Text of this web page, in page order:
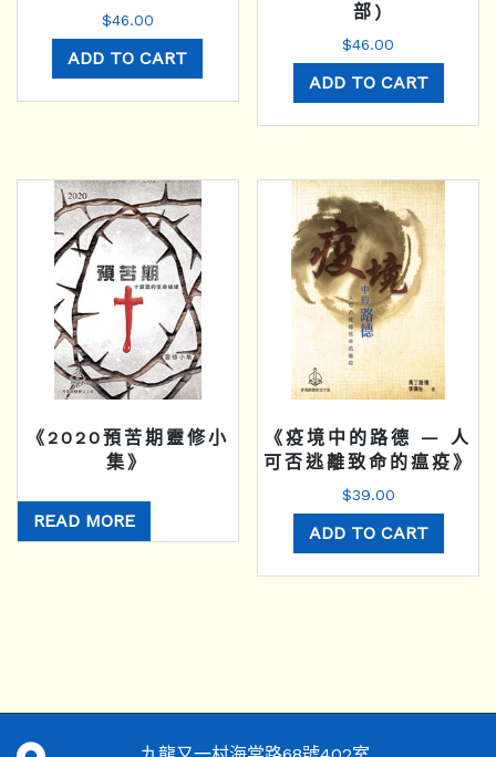
$46.00
ADD TO CART
部)
$46.00
ADD TO CART
《2020預苦期靈修小
集》
READ MORE
《疫境中的路德 — 人
可否逃離致命的瘟疫》
$39.00
ADD TO CART